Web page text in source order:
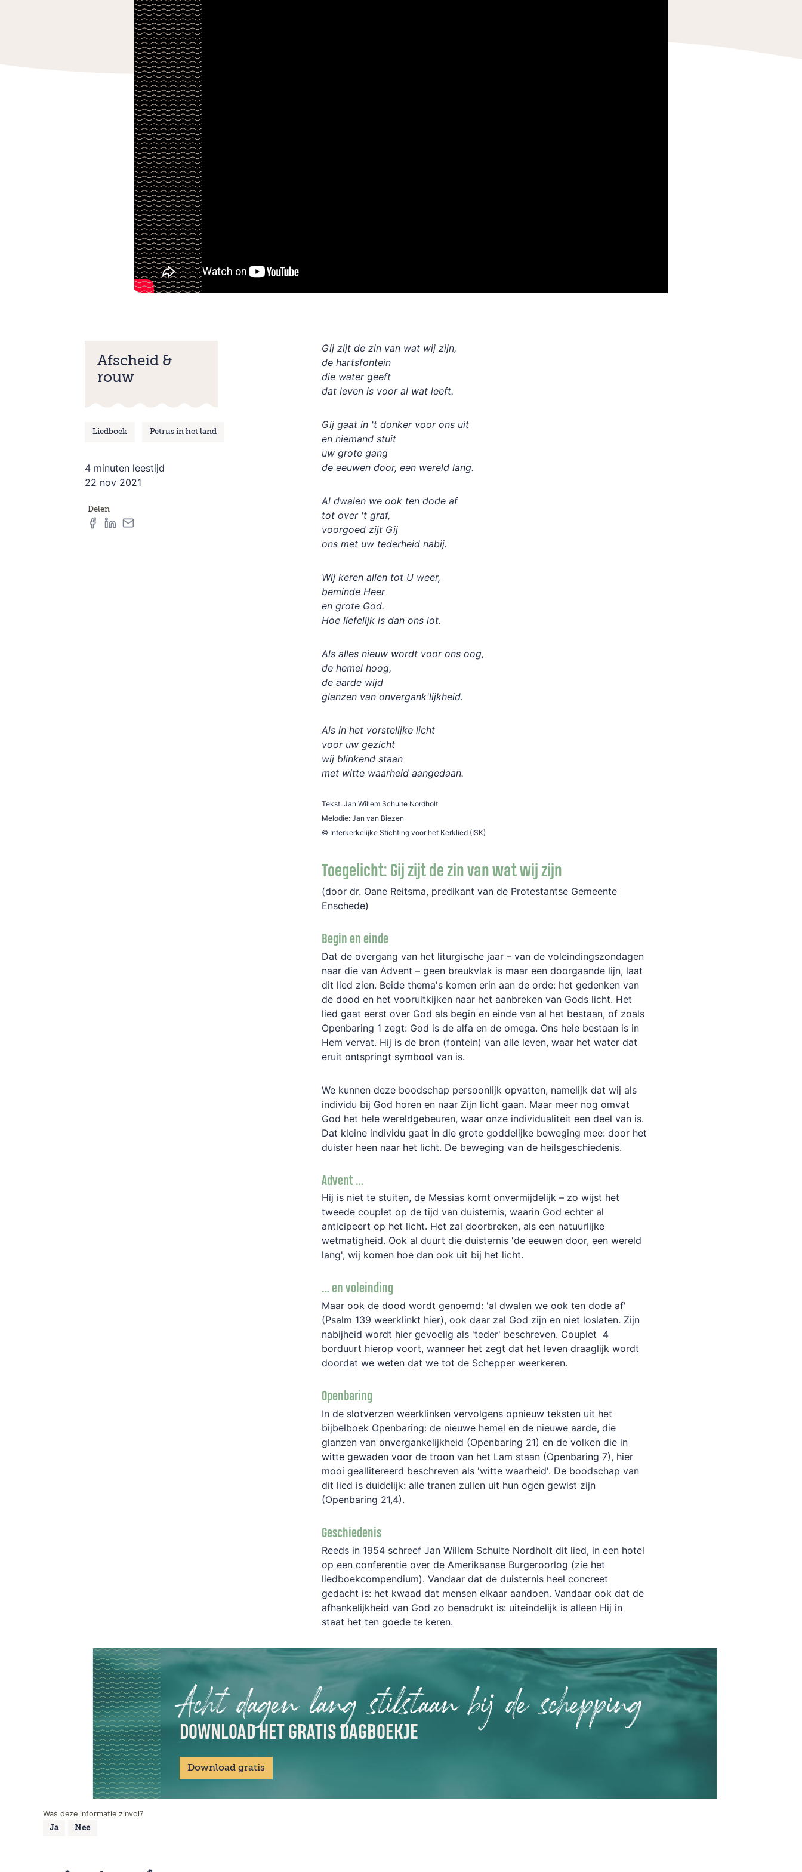
Gij zijt de zin van wat wij zijn,
de hartsfontein
die water geeft
dat leven is voor al wat leeft.
Gij gaat in 't donker voor ons uit
en niemand stuit
uw grote gang
de eeuwen door, een wereld lang.
Al dwalen we ook ten dode af
tot over 't graf,
voorgoed zijt Gij
ons met uw tederheid nabij.
Wij keren allen tot U weer,
beminde Heer
en grote God.
Hoe liefelijk is dan ons lot.
Als alles nieuw wordt voor ons oog,
de hemel hoog,
de aarde wijd
glanzen van onvergank'lijkheid.
Als in het vorstelijke licht
voor uw gezicht
wij blinkend staan
met witte waarheid aangedaan.
Tekst: Jan Willem Schulte Nordholt
Melodie: Jan van Biezen
© Interkerkelijke Stichting voor het Kerklied (ISK)
Toegelicht: Gij zijt de zin van wat wij zijn
(door dr. Oane Reitsma, predikant van de Protestantse Gemeente
Enschede)
Begin en einde
Dat de overgang van het liturgische jaar – van de voleindingszondagen
naar die van Advent – geen breukvlak is maar een doorgaande lijn, laat
dit lied zien. Beide thema's komen erin aan de orde: het gedenken van
de dood en het vooruitkijken naar het aanbreken van Gods licht. Het
lied gaat eerst over God als begin en einde van al het bestaan, of zoals
Openbaring 1 zegt: God is de alfa en de omega. Ons hele bestaan is in
Hem vervat. Hij is de bron (fontein) van alle leven, waar het water dat
eruit ontspringt symbool van is.
We kunnen deze boodschap persoonlijk opvatten, namelijk dat wij als
individu bij God horen en naar Zijn licht gaan. Maar meer nog omvat
God het hele wereldgebeuren, waar onze individualiteit een deel van is.
Dat kleine individu gaat in die grote goddelijke beweging mee: door het
duister heen naar het licht. De beweging van de heilsgeschiedenis.
Advent …
Hij is niet te stuiten, de Messias komt onvermijdelijk – zo wijst het
tweede couplet op de tijd van duisternis, waarin God echter al
anticipeert op het licht. Het zal doorbreken, als een natuurlijke
wetmatigheid. Ook al duurt die duisternis 'de eeuwen door, een wereld
lang', wij komen hoe dan ook uit bij het licht.
… en voleinding
Maar ook de dood wordt genoemd: 'al dwalen we ook ten dode af'
(Psalm 139 weerklinkt hier), ook daar zal God zijn en niet loslaten. Zijn
nabijheid wordt hier gevoelig als 'teder' beschreven. Couplet 4
borduurt hierop voort, wanneer het zegt dat het leven draaglijk wordt
doordat we weten dat we tot de Schepper weerkeren.
Openbaring
In de slotverzen weerklinken vervolgens opnieuw teksten uit het
bijbelboek Openbaring: de nieuwe hemel en de nieuwe aarde, die
glanzen van onvergankelijkheid (Openbaring 21) en de volken die in
witte gewaden voor de troon van het Lam staan (Openbaring 7), hier
mooi geallitereerd beschreven als 'witte waarheid'. De boodschap van
dit lied is duidelijk: alle tranen zullen uit hun ogen gewist zijn
(Openbaring 21,4).
Geschiedenis
Reeds in 1954 schreef Jan Willem Schulte Nordholt dit lied, in een hotel
op een conferentie over de Amerikaanse Burgeroorlog (zie het
liedboekcompendium). Vandaar dat de duisternis heel concreet
gedacht is: het kwaad dat mensen elkaar aandoen. Vandaar ook dat de
afhankelijkheid van God zo benadrukt is: uiteindelijk is alleen Hij in
staat het ten goede te keren.
Acht dagen lang stilstaan bij de schepping
DOWNLOAD HET GRATIS DAGBOEKJE
Download gratis
Afscheid &
rouw
Liedboek Petrus in het land
4 minuten leestijd
22 nov 2021
Delen
Was deze informatie zinvol?
Ja Nee